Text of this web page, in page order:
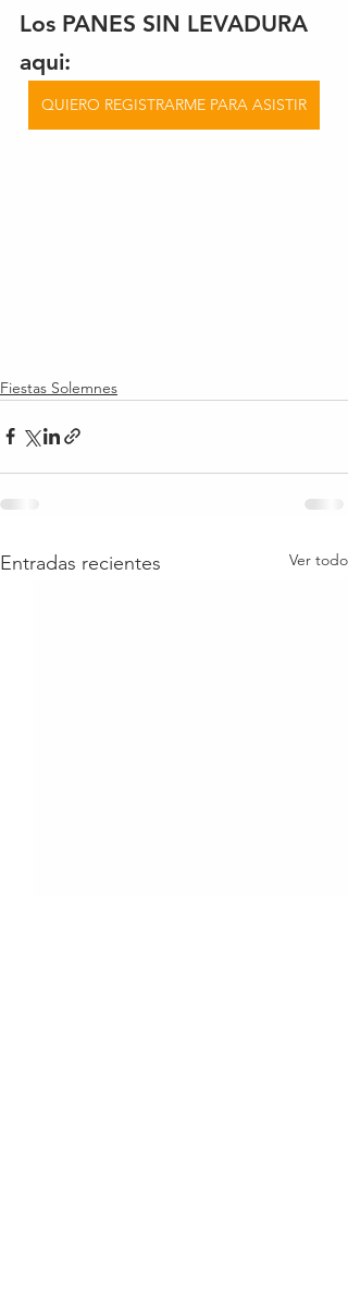
Los PANES SIN LEVADURA
aqui:
QUIERO REGISTRARME PARA ASISTIR
Fiestas Solemnes
Entradas recientes Ver todo